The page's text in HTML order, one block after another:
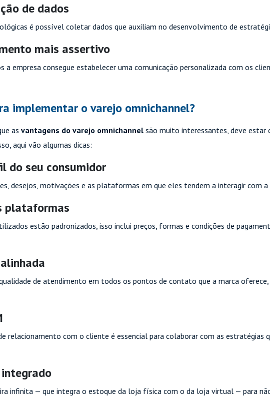
de dados
é possível coletar dados que auxiliam no desenvolvimento de
mais assertivo
a empresa consegue estabelecer uma comunicação personalizada com os
implementar o varejo omnichannel?
as vantagens do varejo omnichannel são muito interessantes, deve estar
aqui vão algumas dicas:
do seu consumidor
desejos, motivações e as plataformas em que eles tendem a interagir com a
plataformas
estão padronizados, isso inclui preços, formas e condições de
de atendimento em todos os pontos de contato que a marca oferece,
relacionamento com o cliente é essencial para colaborar com as estratégias
infinita — que integra o estoque da loja física com o da loja virtual — para